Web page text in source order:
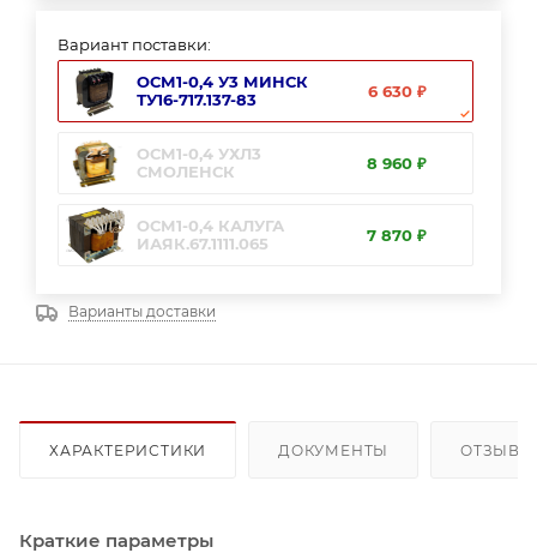
Вариант поставки:
ОСМ1-0,4 У3 МИНСК
ТУ16-717.137-83
6 630 ₽
ОСМ1-0,4 УХЛ3
СМОЛЕНСК
8 960 ₽
ОСМ1-0,4 КАЛУГА
ИАЯК.67.1111.065
7 870 ₽
Варианты доставки
ХАРАКТЕРИСТИКИ ДОКУМЕНТЫ ОТЗЫВЫ
Краткие параметры